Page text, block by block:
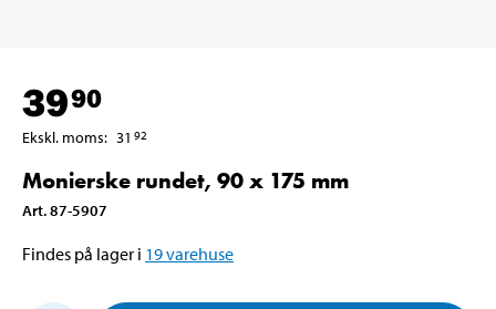
3990
Ekskl. moms: 31 92
Monierske rundet, 90 x 175 mm
Art.87-5907
Findes på lager i 19varehuse